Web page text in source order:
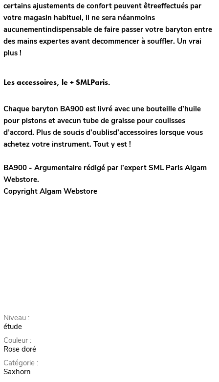
certains ajustements de confort peuvent êtreeffectués par
votre magasin habituel, il ne sera néanmoins
aucunementindispensable de faire passer votre baryton entre
des mains expertes avant decommencer à souffler. Un vrai
plus !
Les accessoires, le + SMLParis.
Chaque baryton BA900 est livré avec une bouteille d’huile
pour pistons et avecun tube de graisse pour coulisses
d’accord. Plus de soucis d’oublisd’accessoires lorsque vous
achetez votre instrument. Tout y est !
BA900 - Argumentaire rédigé par l’expert SML ParisAlgam
Webstore.
Copyright Algam Webstore
Niveau :
étude
Couleur :
Rose doré
Catégorie :
Saxhorn